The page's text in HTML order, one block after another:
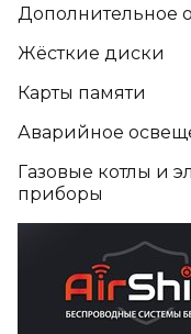
Дополнительное
Жёсткие диски
Карты памяти
Аварийное
Газовые котлы и
приборы